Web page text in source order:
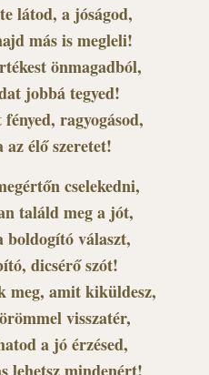
látod, a jóságod,
más is megleli!
önmagadból,
jobbá tegyed!
ragyogásod,
az élő szeretet!
cselekedni,
találd meg a jót,
boldogító választ,
dicsérő szót!
meg, amit kiküldesz,
visszatér,
a jó érzésed,